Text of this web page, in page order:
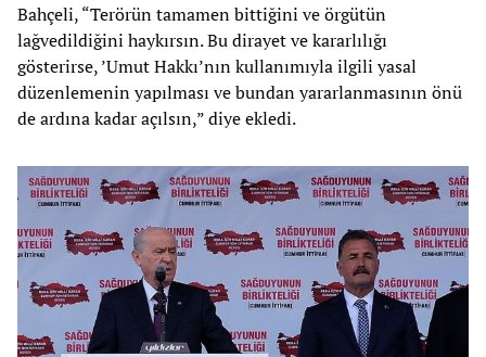
Bahçeli, “Terörün tamamen bittiğini ve örgütün
lağvedildiğini haykırsın. Bu dirayet ve kararlılığı
gösterirse, ’Umut Hakkı’nın kullanımıyla ilgili yasal
düzenlemenin yapılması ve bundan yararlanmasının önü
de ardına kadar açılsın,” diye ekledi.